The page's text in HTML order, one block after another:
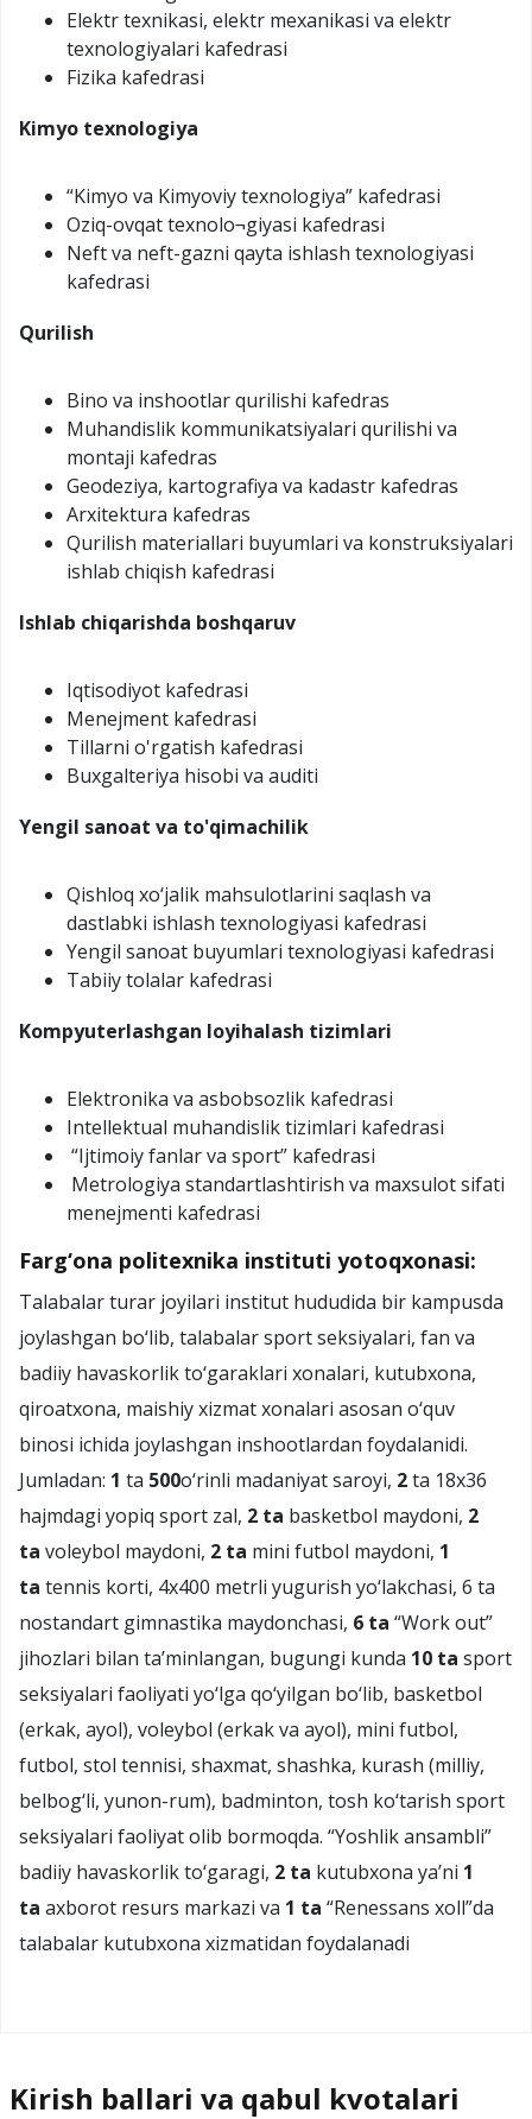
Elektr texnikasi, elektr mexanikasi va elektr
texnologiyalari kafedrasi
Fizika kafedrasi
Kimyo texnologiya
“Kimyo va Kimyoviy texnologiya” kafedrasi
Oziq-ovqat texnolo¬giyasi kafedrasi
Neft va neft-gazni qayta ishlash texnologiyasi
kafedrasi
Qurilish
Bino va inshootlar qurilishi kafedras
Muhandislik kommunikatsiyalari qurilishi va
montaji kafedras
Geodeziya, kartografiya va kadastr kafedras
Arxitektura kafedras
Qurilish materiallari buyumlari va konstruksiyalari
ishlab chiqish kafedrasi
Ishlab chiqarishda boshqaruv
Iqtisodiyot kafedrasi
Menejment kafedrasi
Tillarni o'rgatish kafedrasi
Buxgalteriya hisobi va auditi
Yengil sanoat va to'qimachilik
Qishloq xo‘jalik mahsulotlarini saqlash va
dastlabki ishlash texnologiyasi kafedrasi
Yengil sanoat buyumlari texnologiyasi kafedrasi
Tabiiy tolalar kafedrasi
Kompyuterlashgan loyihalash tizimlari
Elektronika va asbobsozlik kafedrasi
Intellektual muhandislik tizimlari kafedrasi
“Ijtimoiy fanlar va sport” kafedrasi
Metrologiya standartlashtirish va maxsulot sifati
menejmenti kafedrasi
Farg‘ona politexnika instituti yotoqxonasi:
Talabalar turar joyilari institut hududida bir kampusda
joylashgan bo‘lib, talabalar sport seksiyalari, fan va
badiiy havaskorlik to‘garaklari xonalari, kutubxona,
qiroatxona, maishiy xizmat xonalari asosan o‘quv
binosi ichida joylashgan inshootlardan foydalanidi.
Jumladan: 1 ta 500o‘rinli madaniyat saroyi, 2ta 18x36
hajmdagi yopiq sport zal, 2 ta basketbol maydoni, 2
ta voleybol maydoni, 2 ta mini futbol maydoni, 1
ta tennis korti, 4x400 metrli yugurish yo‘lakchasi, 6 ta
nostandart gimnastika maydonchasi, 6 ta “Work out”
jihozlari bilan ta’minlangan, bugungi kunda 10 ta sport
seksiyalari faoliyati yo‘lga qo‘yilgan bo‘lib, basketbol
(erkak, ayol), voleybol (erkak va ayol), mini futbol,
futbol, stol tennisi, shaxmat, shashka, kurash (milliy,
belbog‘li, yunon-rum), badminton, tosh ko‘tarish sport
seksiyalari faoliyat olib bormoqda. “Yoshlik ansambli”
badiiy havaskorlik to‘garagi, 2 ta kutubxona ya’ni 1
ta axborot resurs markazi va 1 ta “Renessans xoll”da
talabalar kutubxona xizmatidan foydalanadi
Kirish ballari va qabul kvotalari